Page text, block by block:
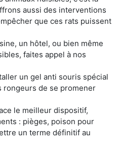
aussi des interventions
que ces rats puissent
un hôtel, ou bien même
faites appel à nos
un gel anti souris spécial
rongeurs de se promener
le meilleur dispositif,
: pièges, poison pour
un terme définitif au